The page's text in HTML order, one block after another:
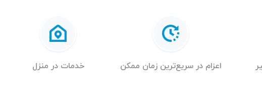
اعزام در سریع‌ترین زمان ممکن خدمات در منزل